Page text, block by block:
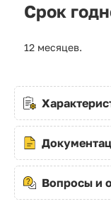
Срок
12 месяцев.
Вопросы и